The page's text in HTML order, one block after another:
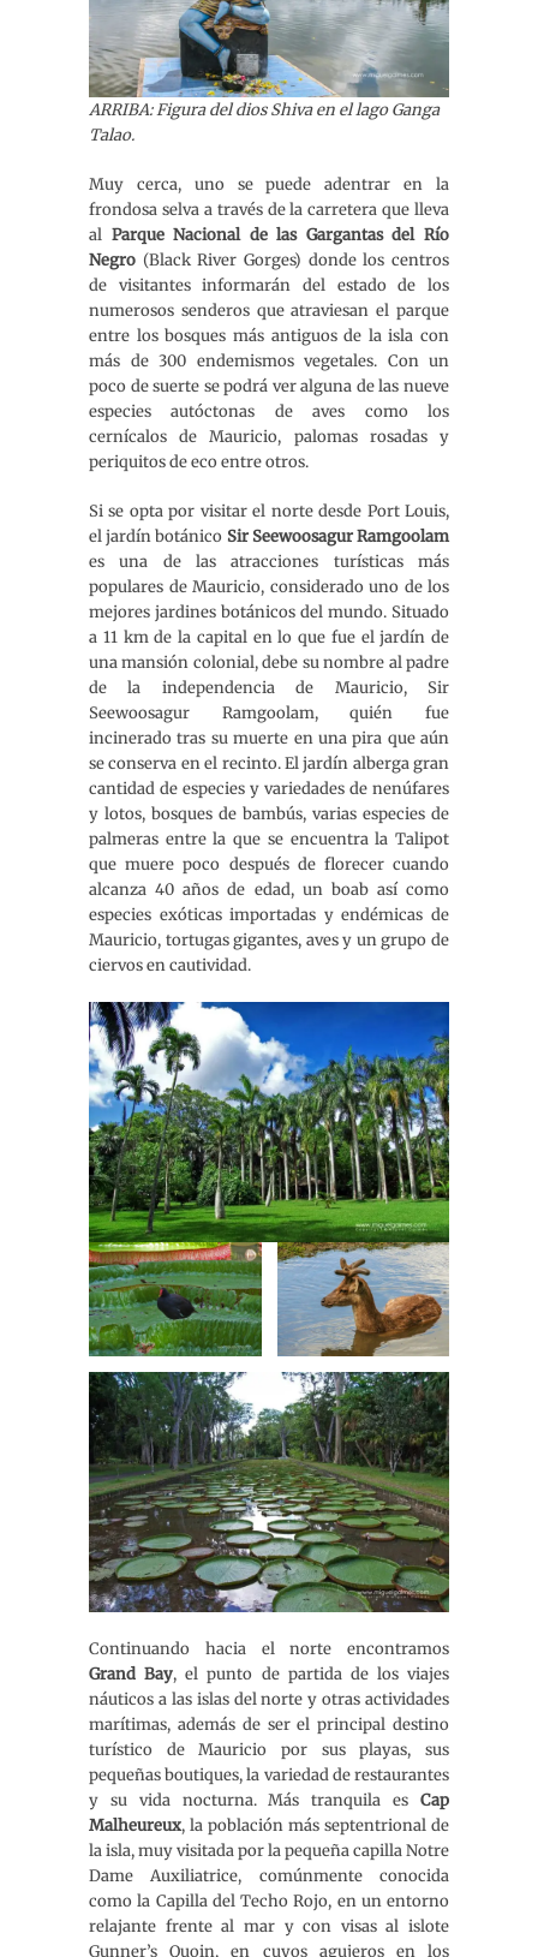
ARRIBA: Figura del dios Shiva en el lago Ganga
Talao.
Muy cerca, uno se puede adentrar en la
frondosa selva a través de la carretera que lleva
al Parque Nacional de las Gargantas del Río
Negro (Black River Gorges) donde los centros
de visitantes informarán del estado de los
numerosos senderos que atraviesan el parque
entre los bosques más antiguos de la isla con
más de 300 endemismos vegetales. Con un
poco de suerte se podrá ver alguna de las nueve
especies autóctonas de aves como los
cernícalos de Mauricio, palomas rosadas y
periquitos de eco entre otros.
Si se opta por visitar el norte desde Port Louis,
el jardín botánico Sir Seewoosagur Ramgoolam
es una de las atracciones turísticas más
populares de Mauricio, considerado uno de los
mejores jardines botánicos del mundo. Situado
a 11 km de la capital en lo que fue el jardín de
una mansión colonial, debe su nombre al padre
de la independencia de Mauricio, Sir
Seewoosagur Ramgoolam, quién fue
incinerado tras su muerte en una pira que aún
se conserva en el recinto. El jardín alberga gran
cantidad de especies y variedades de nenúfares
y lotos, bosques de bambús, varias especies de
palmeras entre la que se encuentra la Talipot
que muere poco después de florecer cuando
alcanza 40 años de edad, un boab así como
especies exóticas importadas y endémicas de
Mauricio, tortugas gigantes, aves y un grupo de
ciervos en cautividad.
Continuando hacia el norte encontramos
Grand Bay, el punto de partida de los viajes
náuticos a las islas del norte y otras actividades
marítimas, además de ser el principal destino
turístico de Mauricio por sus playas, sus
pequeñas boutiques, la variedad de restaurantes
y su vida nocturna. Más tranquila es Cap
Malheureux, la población más septentrional de
la isla, muy visitada por la pequeña capilla Notre
Dame Auxiliatrice, comúnmente conocida
como la Capilla del Techo Rojo, en un entorno
relajante frente al mar y con visas al islote
Gunner’s Quoin, en cuyos agujeros en los